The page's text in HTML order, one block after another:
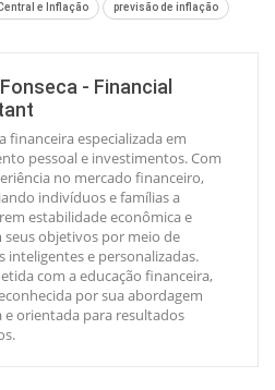
e Inflação previsão de inflação
- Financial
financeira especializada em
pessoal e investimentos. Com
no mercado financeiro,
indivíduos e famílias a
estabilidade econômica e
seus objetivos por meio de
inteligentes e personalizadas.
com a educação financeira,
por sua abordagem
e orientada para resultados